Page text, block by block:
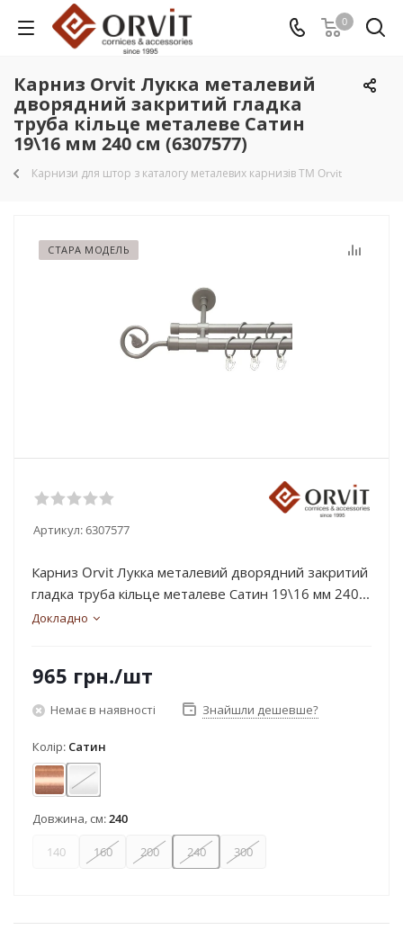
0
Карниз Orvit Лукка металевий
дворядний закритий гладка
труба кільце металеве Сатин
19\16 мм 240 см (6307577)
Карнизи для штор з каталогу металевих карнизів TM Orvit
СТАРА МОДЕЛЬ
Артикул:6307577
Карниз Orvit Лукка металевий дворядний закритий
гладка труба кільце металеве Сатин 19\16 мм 240...
Докладно
965 грн./шт
Немає в наявності Знайшли дешевше?
Колір: Сатин
Мідь
Довжина, см:240
140 160 200 240 300